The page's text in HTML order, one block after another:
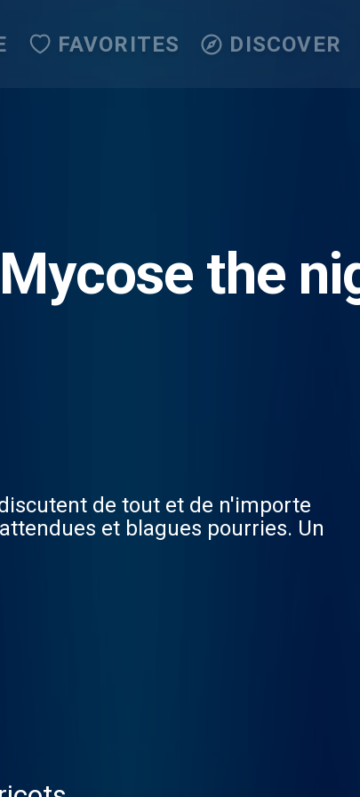
FAVORITES DISCOVER
the
de tout et de n'importe
et blagues pourries. Un